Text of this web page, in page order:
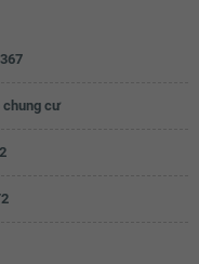
chung cư